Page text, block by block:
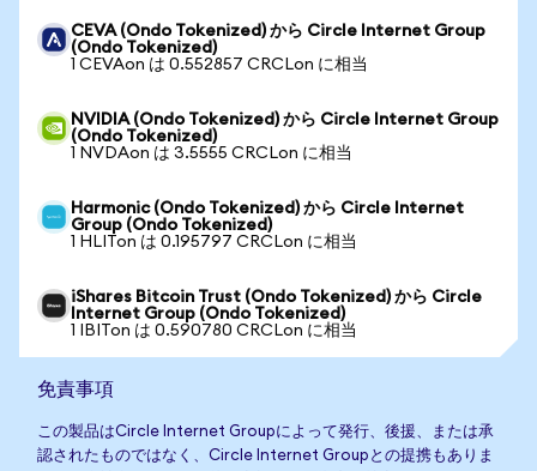
CEVA (Ondo Tokenized) から Circle Internet Group
(Ondo Tokenized)
1 CEVAon は 0.552857 CRCLon に相当
NVIDIA (Ondo Tokenized) から Circle Internet Group
(Ondo Tokenized)
1 NVDAon は 3.5555 CRCLon に相当
Harmonic (Ondo Tokenized) から Circle Internet
Group (Ondo Tokenized)
1 HLITon は 0.195797 CRCLon に相当
iShares Bitcoin Trust (Ondo Tokenized) から Circle
Internet Group (Ondo Tokenized)
1 IBITon は 0.590780 CRCLon に相当
免責事項
この製品はCircle Internet Groupによって発行、後援、または承
認されたものではなく、Circle Internet Groupとの提携もありま